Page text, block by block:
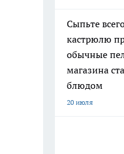
Сыпьте
кастрюлю
обычные
магазина
блюдом
20 июля